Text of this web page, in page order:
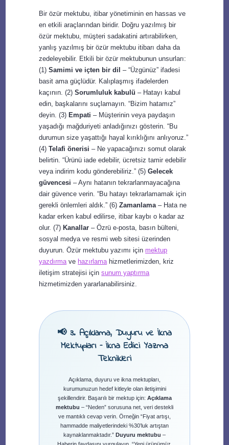
Bir özür mektubu, itibar yönetiminin en hassas ve
en etkili araçlarından biridir. Doğru yazılmış bir
özür mektubu, müşteri sadakatini artırabilirken,
yanlış yazılmış bir özür mektubu itibarı daha da
zedeleyebilir. Etkili bir özür mektubunun unsurları:
(1)Samimi ve içten bir dil – “Üzgünüz” ifadesi
basit ama güçlüdür. Kalıplaşmış ifadelerden
kaçının. (2)Sorumluluk kabulü – Hatayı kabul
edin, başkalarını suçlamayın. “Bizim hatamız”
deyin. (3)Empati – Müşterinin veya paydaşın
yaşadığı mağduriyeti anladığınızı gösterin. “Bu
durumun size yaşattığı hayal kırıklığını anlıyoruz.”
(4)Telafi önerisi – Ne yapacağınızı somut olarak
belirtin. “Ürünü iade edebilir, ücretsiz tamir edebilir
veya indirim kodu gönderebiliriz.” (5)Gelecek
güvencesi – Aynı hatanın tekrarlanmayacağına
dair güvence verin. “Bu hatayı tekrarlamamak için
gerekli önlemleri aldık.” (6)Zamanlama – Hata ne
kadar erken kabul edilirse, itibar kaybı o kadar az
olur. (7)Kanallar – Özrü e-posta, basın bülteni,
sosyal medya ve resmi web sitesi üzerinden
duyurun. Özür mektubu yazımı için mektup
yazdırma ve hazırlama hizmetlerimizden, kriz
iletişim stratejisi içinsunum yaptırma
hizmetimizden yararlanabilirsiniz.
📢 3. Açıklama, Duyuru ve İkna
Mektupları – İkna Edici Yazma
Teknikleri
Açıklama, duyuru ve ikna mektupları,
kurumunuzun hedef kitleyle olan iletişimini
şekillendirir. Başarılı bir mektup için: Açıklama
mektubu – “Neden” sorusuna net, veri destekli
ve mantıklı cevap verin. Örneğin “Fiyat artışı,
hammadde maliyetlerindeki %30’luk artıştan
kaynaklanmaktadır.” Duyuru mektubu –